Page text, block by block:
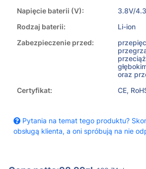
Napięcie baterii (V):
3.8V/
Rodzaj baterii:
Li-ion
Zabezpieczenie przed:
oraz
Certyfikat:
CE,
Pytania na temat tego produktu?
obsługą klienta, a oni spróbują na nie